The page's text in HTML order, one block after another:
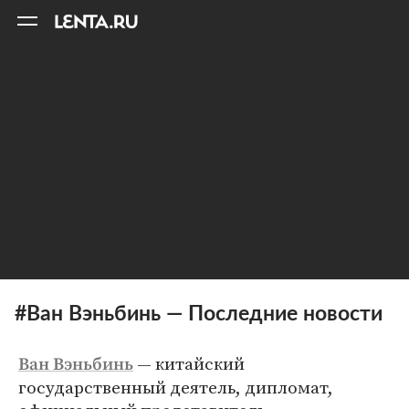
#Ван Вэньбинь — Последние новости
Ван Вэньбинь — китайский
государственный деятель, дипломат,